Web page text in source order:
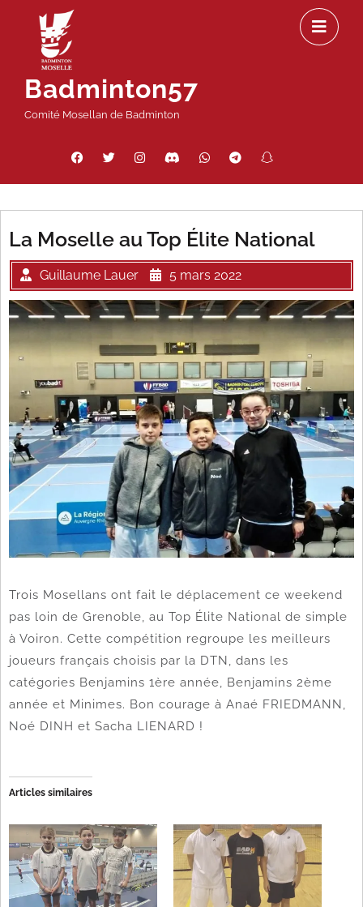
contenu
Badminton57
Comité Mosellan de Badminton
Facebook
Twitter InstagramDiscordWhatsAppTelegram
La Moselle au Top Élite National
Guillaume Lauer 5 mars 2022
Trois Mosellans ont fait le déplacement ce weekend
pas loin de Grenoble, au Top Élite National de simple
à Voiron. Cette compétition regroupe les meilleurs
joueurs français choisis par la DTN, dans les
catégories Benjamins 1ère année, Benjamins 2ème
année et Minimes. Bon courage à Anaé FRIEDMANN,
Noé DINH et Sacha LIENARD !
Articles similaires